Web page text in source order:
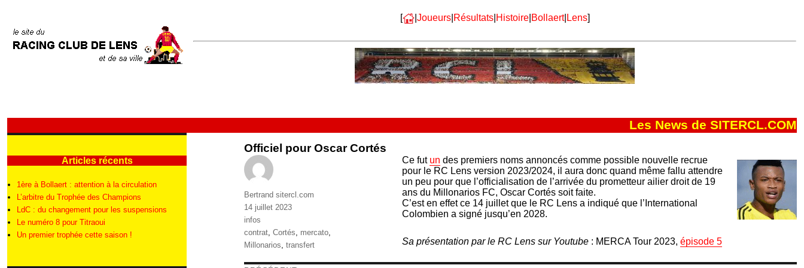
[ | Joueurs| Résultats| Histoire| Bollaert| Lens]
Les News de SITERCL.COM
Officiel pour Oscar Cortés
Ce fut un des premiers noms annoncés comme possible nouvelle recrue
pour le RC Lens version 2023/2024, il aura donc quand même fallu attendre
un peu pour que l’officialisation de l’arrivée du prometteur ailier droit de 19
ans du Millonarios FC, Oscar Cortés soit faite.
C’est en effet ce 14 juillet que le RC Lens a indiqué que l’International
Colombien a signé jusqu’en 2028.
Sa présentation par le RC Lens sur Youtube : MERCA Tour 2023, épisode 5
Auteur
Bertrand sitercl.com
Publié
le
14 juillet 2023
Catégories
infos
Étiquettes
contrat, Cortés, mercato,
Millonarios, transfert
Articles récents
1ère à Bollaert : attention à la circulation
L’arbitre du Trophée des Champions
LdC : du changement pour les suspensions
Le numéro 8 pour Titraoui
Un premier trophée cette saison !